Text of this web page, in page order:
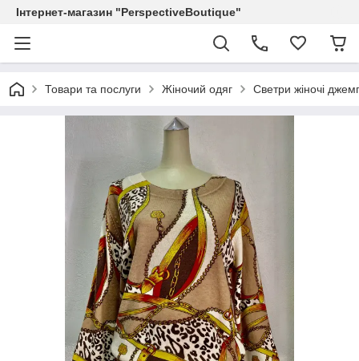
Інтернет-магазин "PerspectiveBoutique"
Товари та послуги Жіночий одяг Светри жіночі